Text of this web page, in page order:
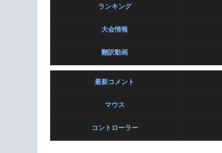
ランキング
大会情報
翻訳動画
最新コメント
マウス
コントローラー